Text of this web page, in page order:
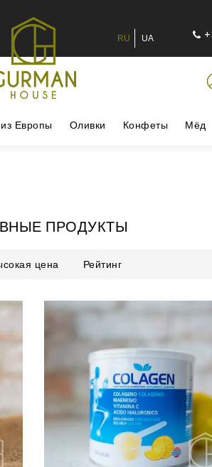
RU UA
Европы Оливки Конфеты Мёд
ПРОДУКТЫ
цена Рейтинг